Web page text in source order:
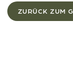
ZURÜCK ZUM